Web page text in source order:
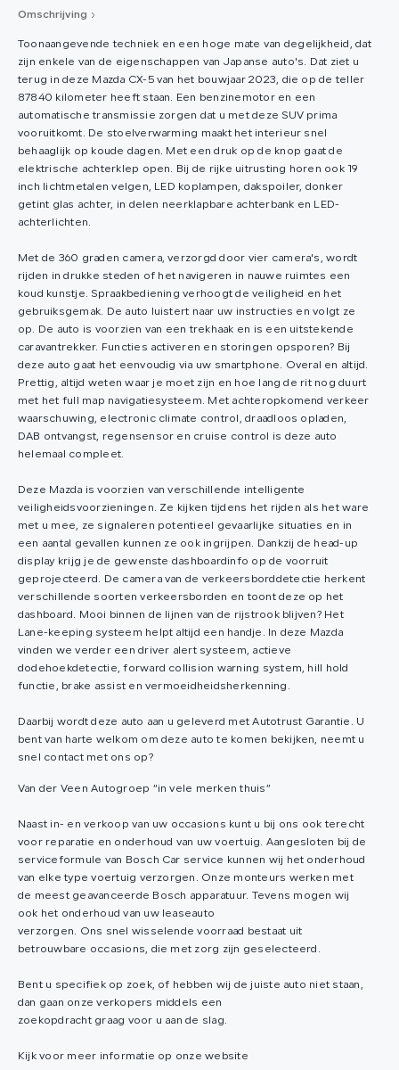
Omschrijving
Toonaangevende techniek en een hoge mate van degelijkheid, dat
zijn enkele van de eigenschappen van Japanse auto's. Dat ziet u
terug in deze Mazda CX-5 van het bouwjaar 2023, die op de teller
87840 kilometer heeft staan. Een benzinemotor en een
automatische transmissie zorgen dat u met deze SUV prima
vooruitkomt. De stoelverwarming maakt het interieur snel
behaaglijk op koude dagen. Met een druk op de knop gaat de
elektrische achterklep open. Bij de rijke uitrusting horen ook 19
inch lichtmetalen velgen, LED koplampen, dakspoiler, donker
getint glas achter, in delen neerklapbare achterbank en LED-
achterlichten.
Met de 360 graden camera, verzorgd door vier camera's, wordt
rijden in drukke steden of het navigeren in nauwe ruimtes een
koud kunstje. Spraakbediening verhoogt de veiligheid en het
gebruiksgemak. De auto luistert naar uw instructies en volgt ze
op. De auto is voorzien van een trekhaak en is een uitstekende
caravantrekker. Functies activeren en storingen opsporen? Bij
deze auto gaat het eenvoudig via uw smartphone. Overal en altijd.
Prettig, altijd weten waar je moet zijn en hoe lang de rit nog duurt
met het full map navigatiesysteem. Met achteropkomend verkeer
waarschuwing, electronic climate control, draadloos opladen,
DAB ontvangst, regensensor en cruise control is deze auto
helemaal compleet.
Deze Mazda is voorzien van verschillende intelligente
veiligheidsvoorzieningen. Ze kijken tijdens het rijden als het ware
met u mee, ze signaleren potentieel gevaarlijke situaties en in
een aantal gevallen kunnen ze ook ingrijpen. Dankzij de head-up
display krijg je de gewenste dashboardinfo op de voorruit
geprojecteerd. De camera van de verkeersborddetectie herkent
verschillende soorten verkeersborden en toont deze op het
dashboard. Mooi binnen de lijnen van de rijstrook blijven? Het
Lane-keeping systeem helpt altijd een handje. In deze Mazda
vinden we verder een driver alert systeem, actieve
dodehoekdetectie, forward collision warning system, hill hold
functie, brake assist en vermoeidheidsherkenning.
Daarbij wordt deze auto aan u geleverd met Autotrust Garantie. U
bent van harte welkom om deze auto te komen bekijken, neemt u
snel contact met ons op?
Van der Veen Autogroep “in vele merken thuis”
Naast in- en verkoop van uw occasions kunt u bij ons ook terecht
voor reparatie en onderhoud van uw voertuig. Aangesloten bij de
serviceformule van Bosch Car service kunnen wij het onderhoud
van elke type voertuig verzorgen. Onze monteurs werken met
de meest geavanceerde Bosch apparatuur. Tevens mogen wij
ook het onderhoud van uw leaseauto
verzorgen. Ons snel wisselende voorraad bestaat uit
betrouwbare occasions, die met zorg zijn geselecteerd.
Bent u specifiek op zoek, of hebben wij de juiste auto niet staan,
dan gaan onze verkopers middels een
zoekopdracht graag voor u aan de slag.
Kijk voor meer informatie op onze website